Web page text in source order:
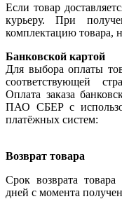
Если товар
курьеру. При
комплектацию товара,
Банковской картой
Для выбора оплаты
соответствующей
Оплата заказа
ПАО СБЕР с
платёжных систем:
Возврат товара
Срок возврата товара
дней с момента